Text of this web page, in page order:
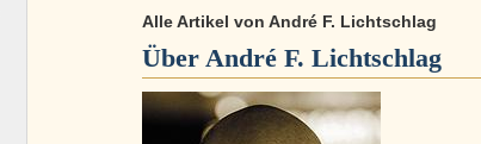
Alle Artikel von André F. Lichtschlag
Über André F. Lichtschlag